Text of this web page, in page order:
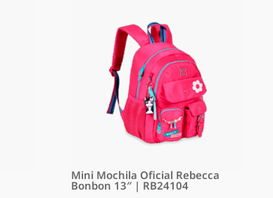
Mini Mochila Oficial Rebecca
Bonbon 13″ | RB24104